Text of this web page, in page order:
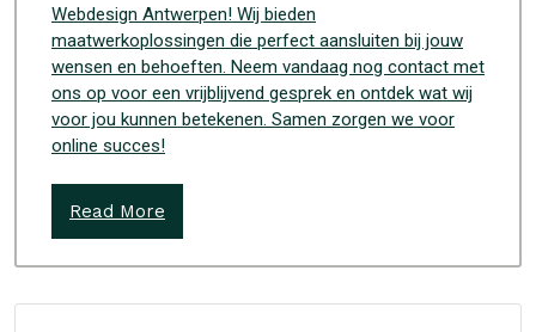
Webdesign Antwerpen! Wij bieden
maatwerkoplossingen die perfect aansluiten bij jouw
wensen en behoeften. Neem vandaag nog contact met
ons op voor een vrijblijvend gesprek en ontdek wat wij
voor jou kunnen betekenen. Samen zorgen we voor
online succes!
Read More